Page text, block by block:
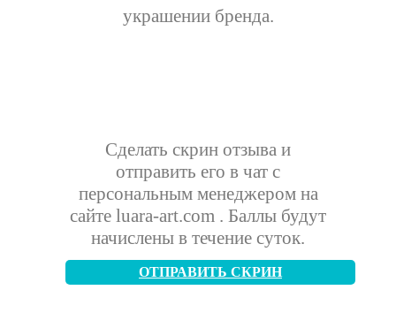
украшении бренда.
Сделать скрин отзыва и
отправить его в чат с
персональным менеджером на
сайте luara-art.com . Баллы будут
начислены в течение суток.
ОТПРАВИТЬ СКРИН